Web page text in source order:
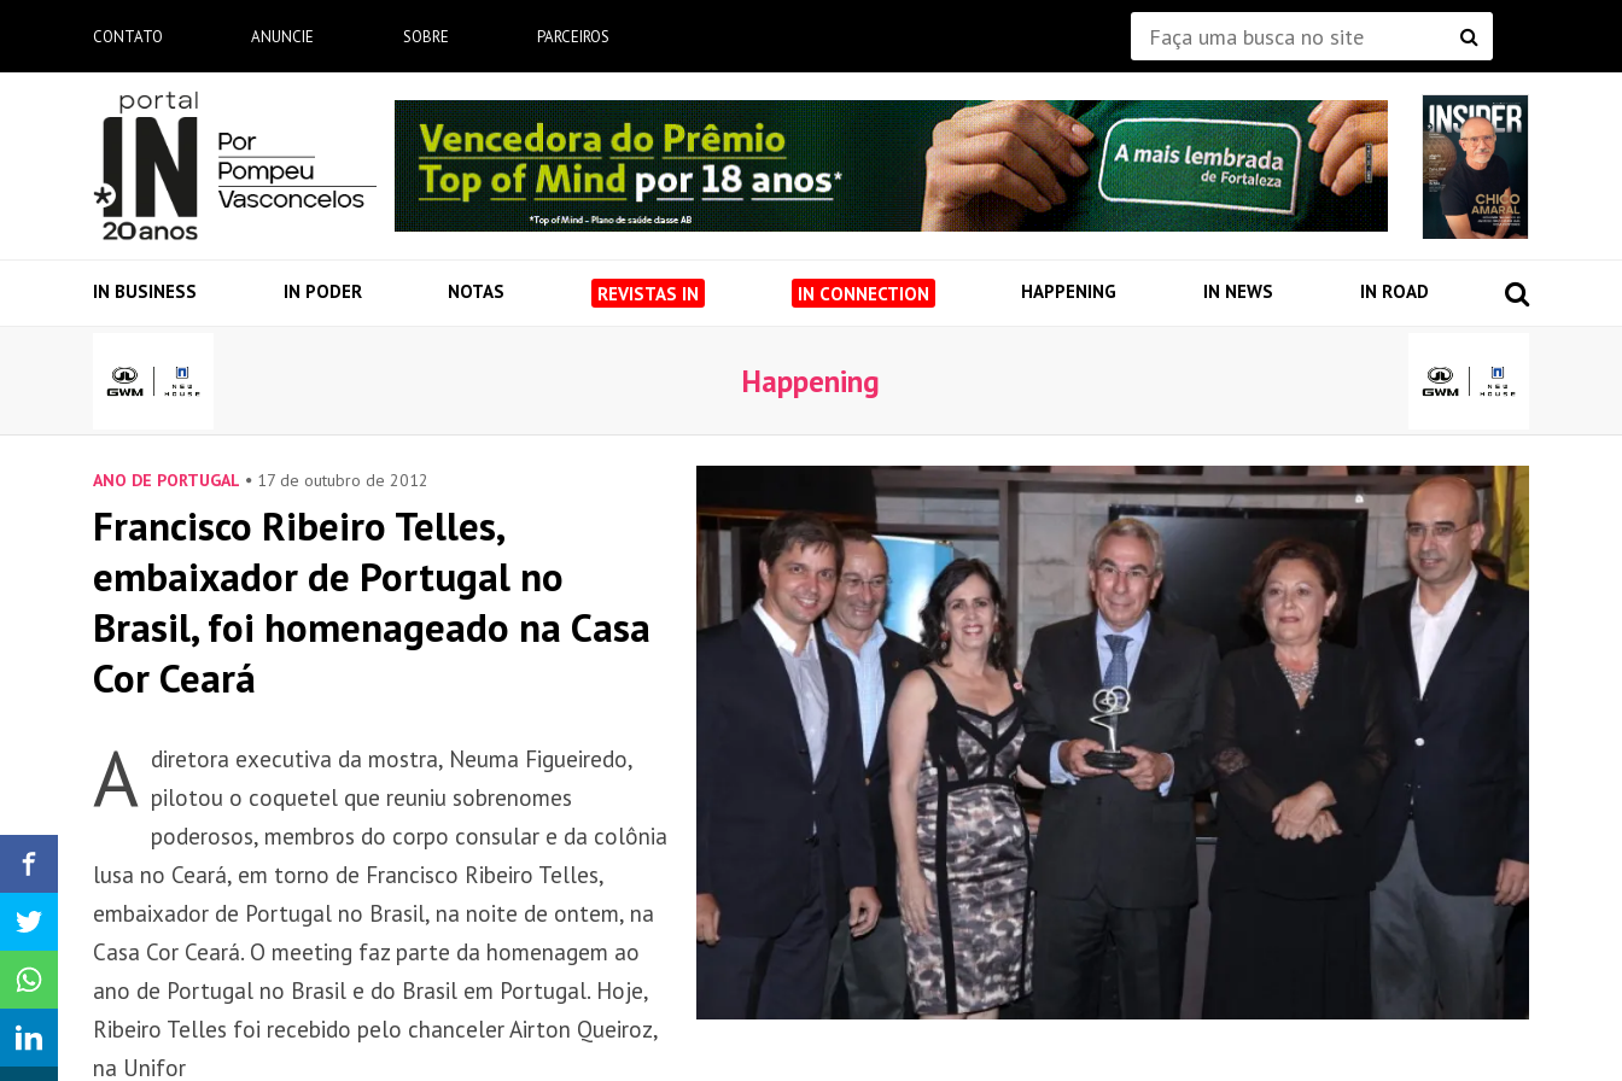
CONTATO ANUNCIE SOBRE PARCEIROS
IN BUSINESS IN PODER NOTAS REVISTAS IN IN CONNECTION HAPPENING IN NEWS IN ROAD
Happening
ANO DE PORTUGAL 17 de outubro de 2012
Francisco Ribeiro Telles,
embaixador de Portugal no
Brasil, foi homenageado na Casa
Cor Ceará
A diretora executiva da mostra, Neuma Figueiredo,
pilotou o coquetel que reuniu sobrenomes
poderosos, membros do corpo consular e da colônia
lusa no Ceará, em torno de Francisco Ribeiro Telles,
embaixador de Portugal no Brasil, na noite de ontem, na
Casa Cor Ceará. O meeting faz parte da homenagem ao
ano de Portugal no Brasil e do Brasil em Portugal. Hoje,
Ribeiro Telles foi recebido pelo chanceler Airton Queiroz,
na Unifor